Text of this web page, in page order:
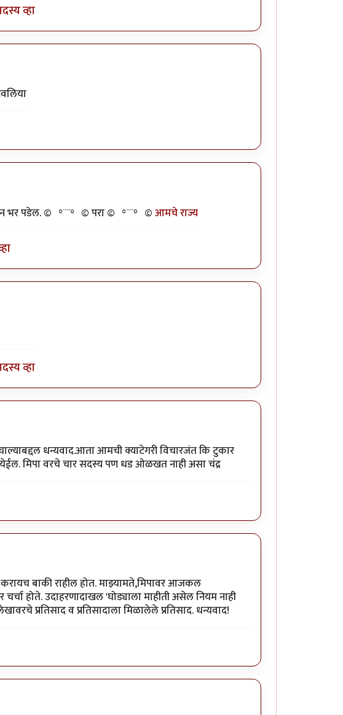
व्हा
भर पडेल. ©º°¨¨°º© परा ©º°¨¨°º©आमचे राज्य
व्हा
धन्यवाद.आता आमची क्याटेगरी विचारजंत कि टुकार
मिपा वरचे चार सदस्य पण धड ओळखत नाही असा चंद्र
बाकी राहील होत. माझ्यामते,मिपावर आजकल
होते. उदाहरणादाखल 'घोड्याला माहीती असेल नियम नाही
प्रतिसाद व प्रतिसादाला मिळालेले प्रतिसाद. धन्यवाद!